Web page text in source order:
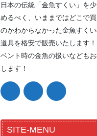
日本の伝統「金魚すくい」を
めるべく、いままではどこで
のかわからなかった金魚すくい
道具を格安で販売いたします
ベント時の金魚の扱いなども
します！
SITE-MENU